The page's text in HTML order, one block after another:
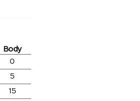
Body
0
5
15